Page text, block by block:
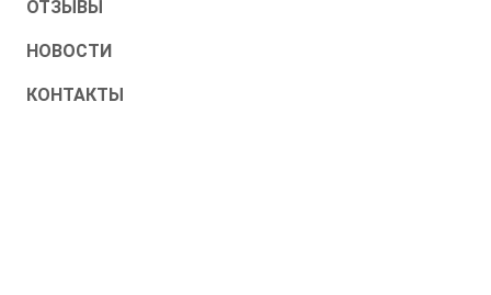
ОТЗЫВЫ
НОВОСТИ
КОНТАКТЫ